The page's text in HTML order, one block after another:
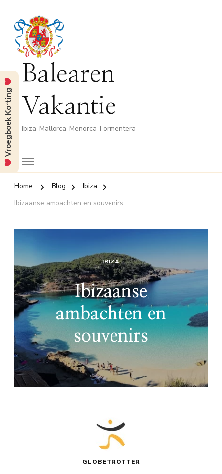
Balearen
Vakantie
Ibiza-Mallorca-Menorca-Formentera
Home Blog
Ibiza
Ibizaanse ambachten en souvenirs
IBIZA
Ibizaanse
ambachten en
souvenirs
GLOBETROTTER
Vroegboek Korting